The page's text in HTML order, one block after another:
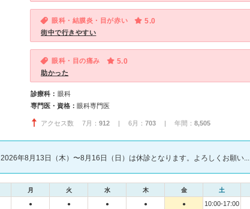
眼科・結膜炎・目が赤い 5.0
街中で行きやすい
眼科・目の痛み 5.0
助かった
診療科： 眼科
専門医・資格： 眼科専門医
アクセス数 7月： 912 | 6月： 703 | 年間： 8,505
2026年8月13日（木）〜8月16日（日）は休診となります。よろしくお願い...
月 火 水 木 金 土
● ● ● ● ●
10:00-17:00